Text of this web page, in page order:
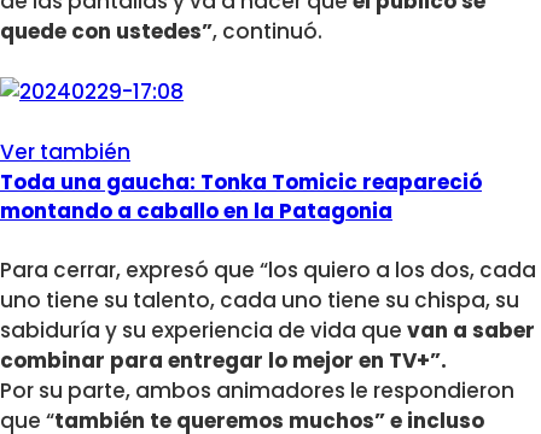
quede con ustedes”, continuó.
Ver también
Toda una gaucha: Tonka Tomicic reapareció
montando a caballo en la Patagonia
Para cerrar, expresó que “los quiero a los dos, cada
uno tiene su talento, cada uno tiene su chispa, su
sabiduría y su experiencia de vida que van a saber
combinar para entregar lo mejor en TV+”.
Por su parte, ambos animadores le respondieron
que “también te queremos muchos” e incluso